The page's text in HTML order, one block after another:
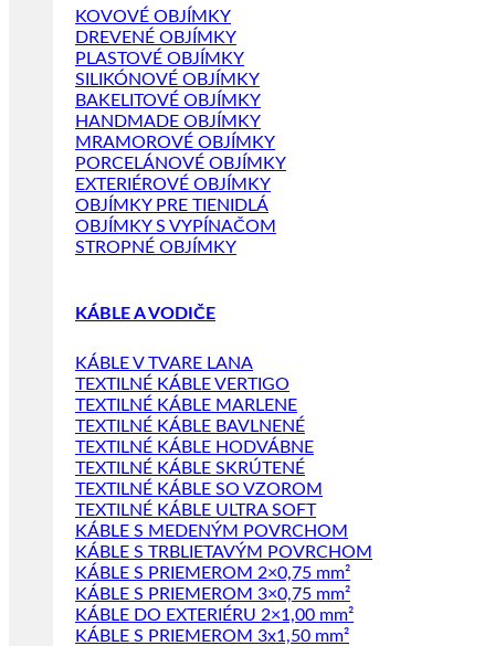
KOVOVÉ OBJÍMKY
DREVENÉ OBJÍMKY
PLASTOVÉ OBJÍMKY
SILIKÓNOVÉ OBJÍMKY
BAKELITOVÉ OBJÍMKY
HANDMADE OBJÍMKY
MRAMOROVÉ OBJÍMKY
PORCELÁNOVÉ OBJÍMKY
EXTERIÉROVÉ OBJÍMKY
OBJÍMKY PRE TIENIDLÁ
OBJÍMKY S VYPÍNAČOM
STROPNÉ OBJÍMKY
KÁBLE A VODIČE
KÁBLE V TVARE LANA
TEXTILNÉ KÁBLE VERTIGO
TEXTILNÉ KÁBLE MARLENE
TEXTILNÉ KÁBLE BAVLNENÉ
TEXTILNÉ KÁBLE HODVÁBNE
TEXTILNÉ KÁBLE SKRÚTENÉ
TEXTILNÉ KÁBLE SO VZOROM
TEXTILNÉ KÁBLE ULTRA SOFT
KÁBLE S MEDENÝM POVRCHOM
KÁBLE S TRBLIETAVÝM POVRCHOM
KÁBLE S PRIEMEROM 2×0,75 mm²
KÁBLE S PRIEMEROM 3×0,75 mm²
KÁBLE DO EXTERIÉRU 2×1,00 mm²
KÁBLE S PRIEMEROM 3x1,50 mm²